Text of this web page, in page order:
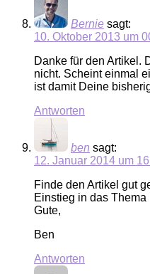
Bernie sagt:
10. Oktober 2013 um
Danke für den Artikel.
nicht. Scheint einmal
ist damit Deine
Antworten
ben sagt:
12. Januar 2014 um
Finde den Artikel gut
Einstieg in das
Gute,
Ben
Antworten